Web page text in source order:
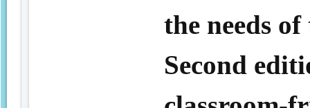
the needs
Second